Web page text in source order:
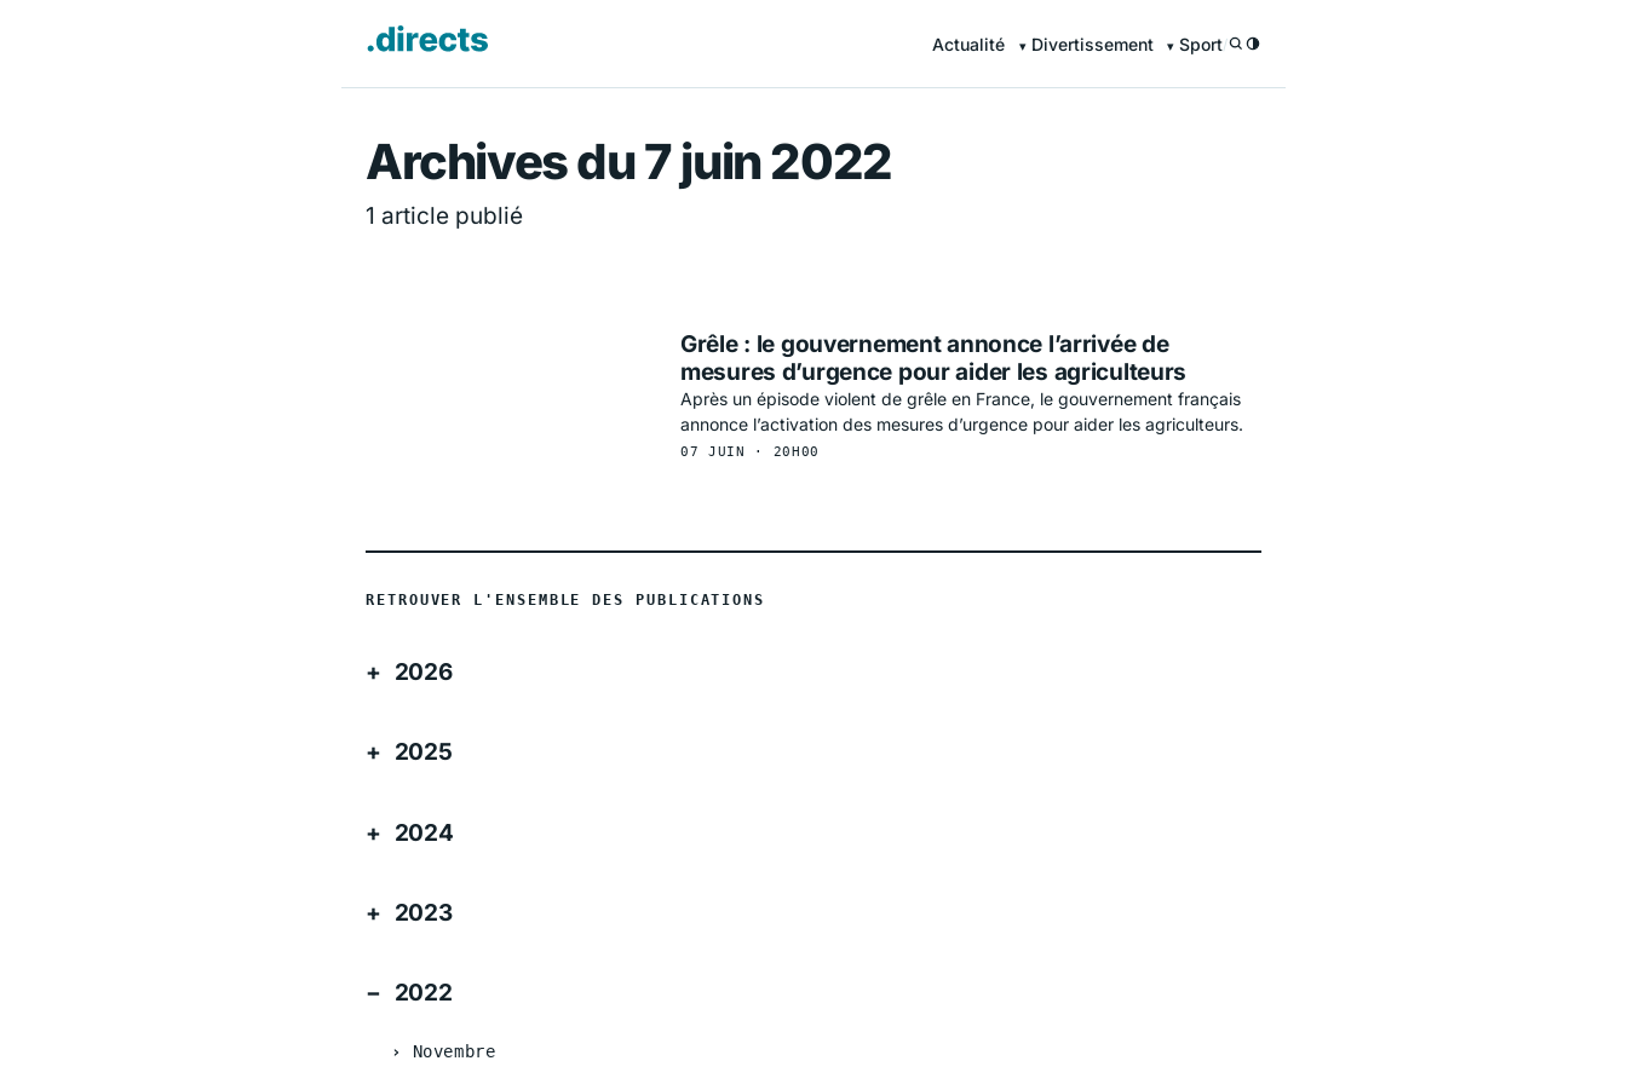
Directs.fr — Information en continu
Actualité Divertissement Sport/
Archives du 7 juin 2022
1 article publié
Grêle : le gouvernement annonce l’arrivée de
mesures d’urgence pour aider les agriculteurs
Après un épisode violent de grêle en France, le gouvernement français
annonce l’activation des mesures d’urgence pour aider les agriculteurs.
07 JUIN · 20H00
RETROUVER L'ENSEMBLE DES PUBLICATIONS
2026
2025
2024
2023
2022
Novembre